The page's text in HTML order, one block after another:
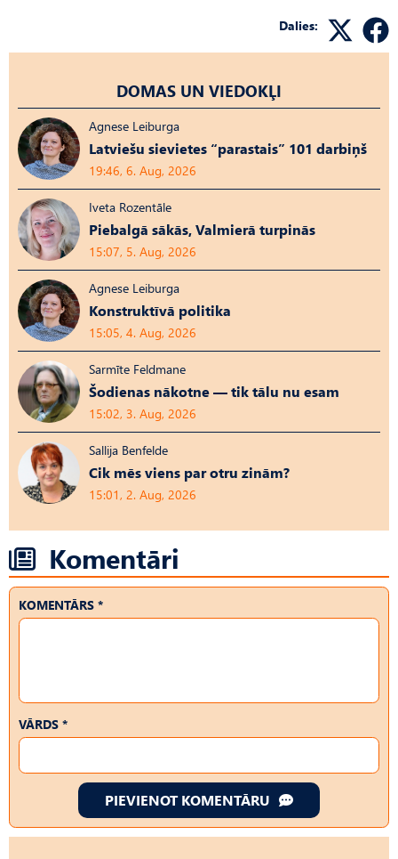
Dalies:
DOMAS UN VIEDOKĻI
Agnese Leiburga
Latviešu sievietes “parastais” 101 darbiņš
19:46, 6. Aug, 2026
Iveta Rozentāle
Piebalgā sākās, Valmierā turpinās
15:07, 5. Aug, 2026
Agnese Leiburga
Konstruktīvā politika
15:05, 4. Aug, 2026
Sarmīte Feldmane
Šodienas nākotne — tik tālu nu esam
15:02, 3. Aug, 2026
Sallija Benfelde
Cik mēs viens par otru zinām?
15:01, 2. Aug, 2026
Komentāri
KOMENTĀRS *
VĀRDS *
PIEVIENOT KOMENTĀRU